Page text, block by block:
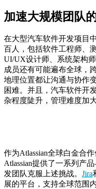
加速大规模团队
在大型汽车软件开发项目
百人，包括软件工程师、
UI/UX设计师、系统架构
成员还有可能遍布全球，
地理位置都让沟通与协作
困难。并且，汽车软件开
杂程度陡升，管理难度加
作为Atlassian全球白金合
Atlassian提供了一系列产
发团队克服上述挑战。 Jira
展的平台，支持全球范围